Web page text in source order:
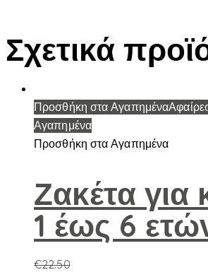
Σχετικά
Προσθήκη στα Αγαπημένα
Αγαπημένα
Προσθήκη στα Αγαπημένα
Ζακέτα για
1 έως 6
€22.50